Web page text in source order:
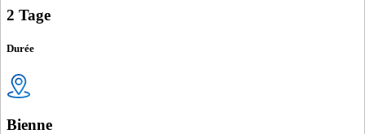
2 Tage
Durée
Bienne